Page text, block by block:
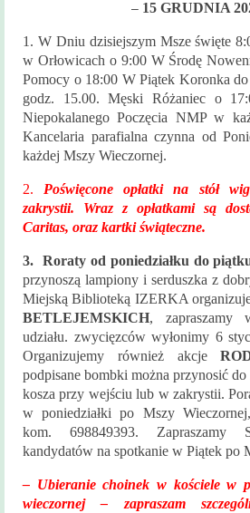
Sakrament Małżeństwa
Sakrament chorych
Sakrament pokuty
Zakres
terytorialny
parafii
Kontakt
KAMERA
– 15 GRUDNIA
1. W Dniu dzisiejszym Msze święte
w Orłowicach o 9:00 W Środę
Pomocy o 18:00 W Piątek Koronka
godz. 15.00. Męski Różaniec o
Niepokalanego Poczęcia NMP w
Kancelaria parafialna czynna od
każdej Mszy Wieczornej.
2. Poświęcone opłatki na stół
zakrystii. Wraz z opłatkami są
Caritas, oraz kartki świąteczne.
3. Roraty od poniedziałku do
przynoszą lampiony i serduszka z
Miejską Biblioteką IZERKA
BETLEJEMSKICH, zapraszamy
udziału. zwycięzców wyłonimy 6
Organizujemy również akcje
podpisane bombki można przynosić do
kosza przy wejściu lub w zakrystii.
w poniedziałki po Mszy
kom. 698849393. Zapraszamy
kandydatów na spotkanie w Piątek po
– Ubieranie choinek w kościele w
wieczornej – zapraszam